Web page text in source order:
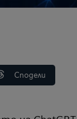
Сподели